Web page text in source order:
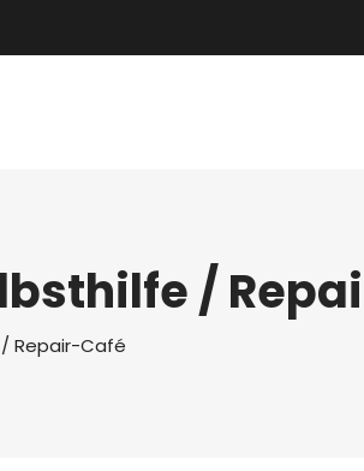
/
Repair-Café